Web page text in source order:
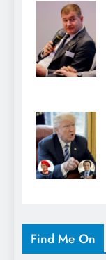
Find Me On